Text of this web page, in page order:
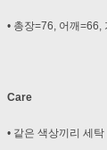
• 총장=76, 어깨=66,
Care
• 같은 색상끼리 세탁